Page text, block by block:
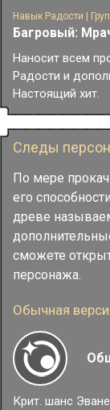
Когда у
Использование
Использование
противникам
случайно
физического
максимального
Бонус-атака
31.25%
Навык Радости |
Багровый:
Наносит всем
Радости и
Настоящий хит.
Следы
По мере
его
древе
сможете
персонажа.
Обычная
Крит. шанс